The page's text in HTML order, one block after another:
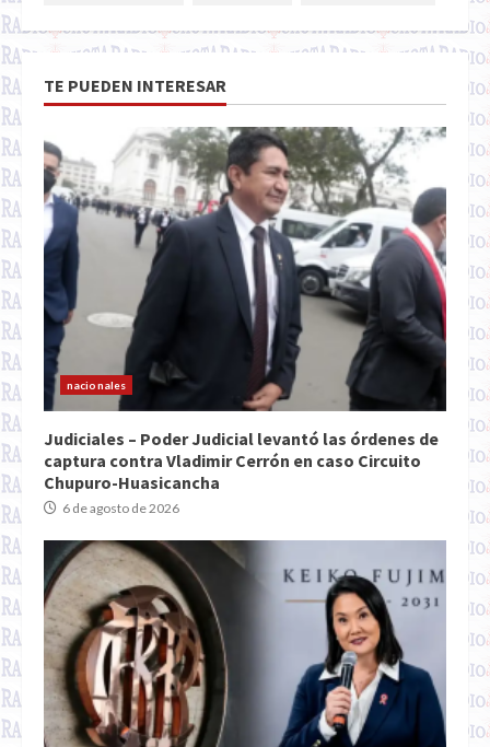
TE PUEDEN INTERESAR
nacionales
Judiciales – Poder Judicial levantó las órdenes de
captura contra Vladimir Cerrón en caso Circuito
Chupuro-Huasicancha
6 de agosto de 2026